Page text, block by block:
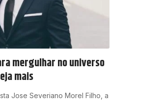
mergulhar no universo
mais
Jose Severiano Morel Filho, a